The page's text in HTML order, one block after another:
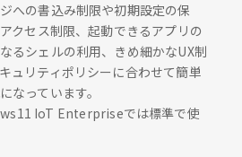
への書込み制限や初期設定の保
クセス制限、起動できるアプリの
るシェルの利用、きめ細かなUX制
ュリティポリシーに合わせて簡単
なっています。
IoT Enterpriseでは標準で使